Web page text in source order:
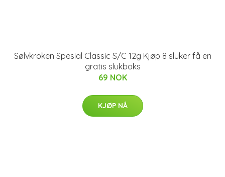
Sølvkroken Spesial Classic S/C 12g Kjøp 8 sluker få en
gratis slukboks
69 NOK
KJØP NÅ